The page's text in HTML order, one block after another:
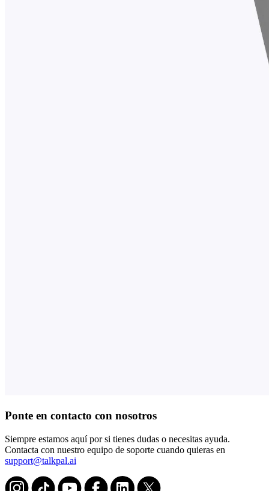
Ponte en contacto con nosotros
Siempre estamos aquí por si tienes dudas o necesitas ayuda.
Contacta con nuestro equipo de soporte cuando quieras en
support@talkpal.ai